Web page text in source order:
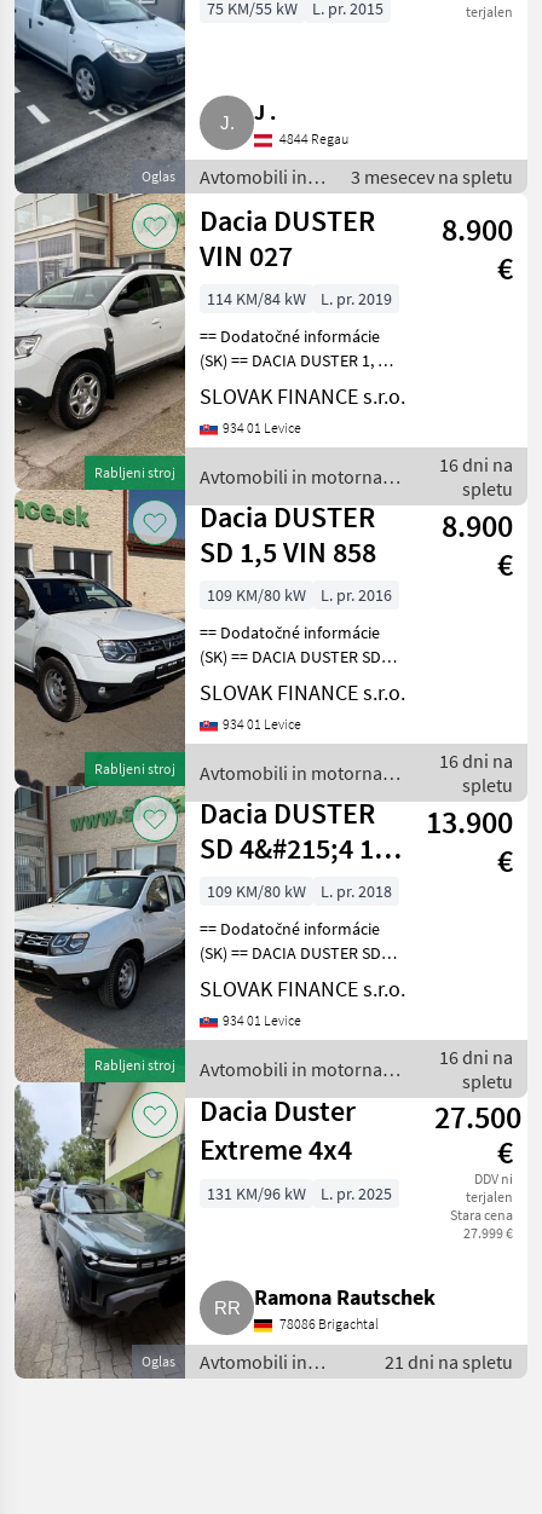
Oglas
terjalen
75 KM/55 kW L. pr. 2015
J .
4844 Regau
Avtomobili in
motorna kolesa
/ Limuzina
3 mesecev na spletu
Rabljeni stroj
Dacia DUSTER
VIN 027
8.900
€
114 KM/84 kW
L. pr. 2019
== Dodatočné informácie
(SK) == DACIA DUSTER 1, 6
SCe 4x4 r.v. 08/2019, 171016
km, EURO 6, 1598 cm3, 84
kW, manuálna prevodovka
miest
SLOVAK FINANCE s.r.o.
934 01 Levice
Avtomobili in motorna
kolesa / Dacia
16 dni na
spletu
Rabljeni stroj
Dacia DUSTER
SD 1,5 VIN 858
8.900
€
109 KM/80 kW
L. pr. 2016
== Dodatočné informácie
(SK) == DACIA DUSTER SD
4x4 1, 5 diesel r.v. 09/2018,
85 652 km, EURO 6, 80 kW,
1461 cm3, manuál, zadné
klimatizácia, t
SLOVAK FINANCE s.r.o.
934 01 Levice
Avtomobili in motorna
kolesa / Dacia
16 dni na
spletu
Rabljeni stroj
Dacia DUSTER
SD 4&#215;4 1,5
VIN 272
13.900
€
109 KM/80 kW
L. pr. 2018
== Dodatočné informácie
(SK) == DACIA DUSTER SD
4x4 1, 5 diesel r.v. 03/2018,
43 357 km, EURO 6, 80 kW,
1461 cm3, manuál, zadné
klimatizácia, t
SLOVAK FINANCE s.r.o.
934 01 Levice
Avtomobili in motorna
kolesa / Dacia
16 dni na
spletu
Oglas
Dacia Duster
Extreme 4x4
27.500
€
DDV ni
terjalen
Stara cena
27.999 €
131 KM/96 kW L. pr. 2025
Ramona Rautschek
78086 Brigachtal
Avtomobili in
motorna kolesa /
21 dni na spletu